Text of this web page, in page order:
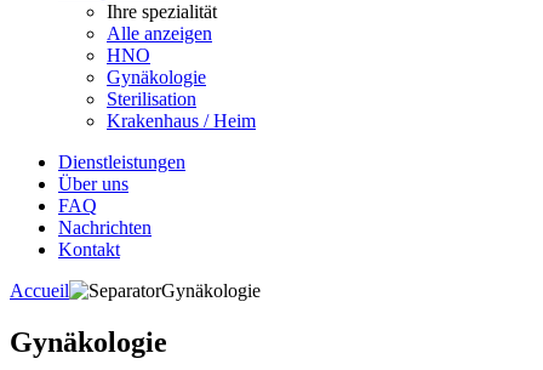
Ihre spezialität
Alle anzeigen
HNO
Gynäkologie
Sterilisation
Krakenhaus / Heim
Dienstleistungen
Über uns
FAQ
Nachrichten
Kontakt
Accueil
Gynäkologie
Gynäkologie